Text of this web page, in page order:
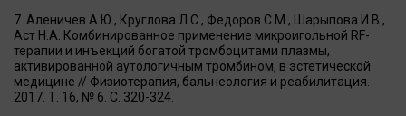
Аленичев А.Ю., Круглова Л.С., Федоров С.М., Шарыпова И.В.,
Аст Н.А. Комбинированное применение микроигольной RF-
терапии и инъекций богатой тромбоцитами плазмы,
активированной аутологичным тромбином, в эстетической
медицине // Физиотерапия, бальнеология и реабилитация.
2017. Т. 16, № 6. С. 320-324.